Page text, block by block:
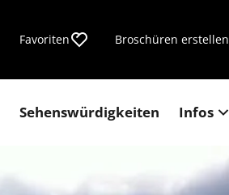
Favoriten Broschüren erstellen
Sehenswürdigkeiten Infos